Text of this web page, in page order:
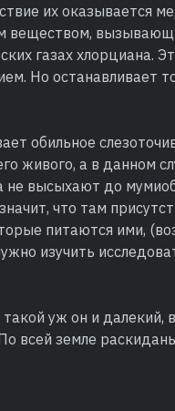
их оказывается
веществом,
газах хлорциана.
Но останавливает
обильное
живого, а в данном
высыхают до
что там
питаются ими,
изучить
уж он и далекий,
всей земле